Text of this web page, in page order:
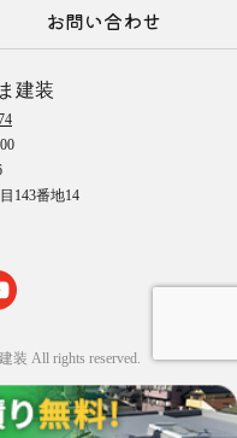
お問い合わせ
建装
143番地14
装 All rights reserved.